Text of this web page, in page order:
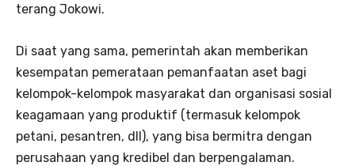
terang Jokowi.
Di saat yang sama, pemerintah akan memberikan
kesempatan pemerataan pemanfaatan aset bagi
kelompok-kelompok masyarakat dan organisasi sosial
keagamaan yang produktif (termasuk kelompok
petani, pesantren, dll), yang bisa bermitra dengan
perusahaan yang kredibel dan berpengalaman.